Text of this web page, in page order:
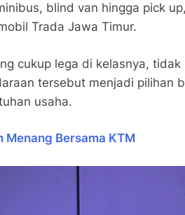
blind van hingga pick
Trada Jawa Timur.
cukup lega di kelasnya, tidak
tersebut menjadi pilihan
usaha.
Bersama KTM